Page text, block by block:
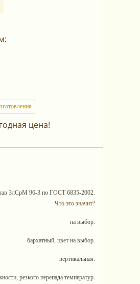
цена!
ЗлСрМ 96-3 по ГОСТ 6835-2002.
Что это значит?
на выбор.
бархатный, цвет на выбор.
вертикальная.
резкого перепада температур.